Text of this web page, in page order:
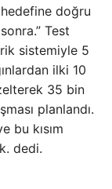
doğru
Test
sistemiyle 5
ilki 10
35 bin
planlandı.
bu kısım
dedi.